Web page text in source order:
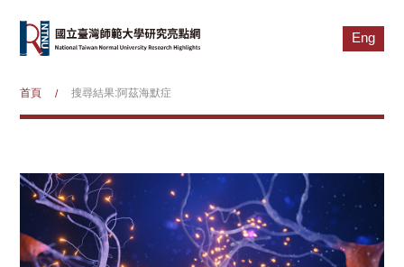
Eng
首頁 / 搜尋結果:阿茲海默症